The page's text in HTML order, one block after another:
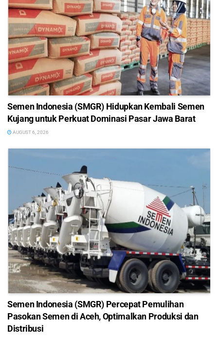
Semen Indonesia (SMGR) Hidupkan Kembali Semen
Kujang untuk Perkuat Dominasi Pasar Jawa Barat
AUGUST 6, 2026
Semen Indonesia (SMGR) Percepat Pemulihan
Pasokan Semen di Aceh, Optimalkan Produksi dan
Distribusi